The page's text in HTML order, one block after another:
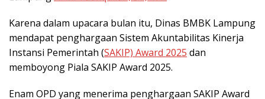
Karena dalam upacara bulan itu, Dinas BMBK Lampung
mendapat penghargaan Sistem Akuntabilitas Kinerja
Instansi Pemerintah (SAKIP) Award 2025 dan
memboyong Piala SAKIP Award 2025.
Enam OPD yang menerima penghargaan SAKIP Award